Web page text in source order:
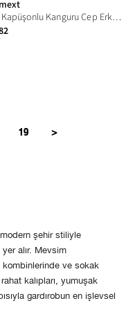
Ekru Kapüşonlu Kanguru Cep Erkek Sweatshirt E7163
19 >
şehir stiliyle
alır. Mevsim
ve sokak
kalıpları, yumuşak
gardırobun en işlevsel